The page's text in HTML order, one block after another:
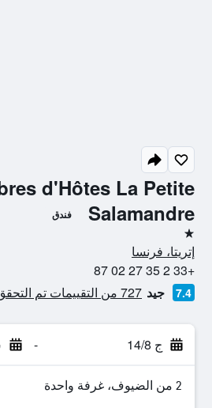
d'Hôtes La Petite
Salamandre
فندق
نجمة واحدة
إتريتا، فرنسا
+33 2 35 27 02 87
7.4 جيد 727 من التقييمات تم التحقق منها
ج 14/8 -
2 من الضيوف، غرفة واحدة